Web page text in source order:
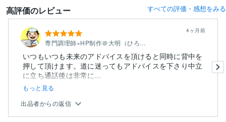
高評価のレビュー すべての評価・感想をみる
専門調理師×HP制作＠大明（ひろあき）
4ヶ月前
いつもいつも未来のアドバイスを頂けると同時に背中を
押して頂けます。道に迷ってもアドバイスを下さり中立
に立ち通話後は非常に...
もっと見る
出品者からの返信